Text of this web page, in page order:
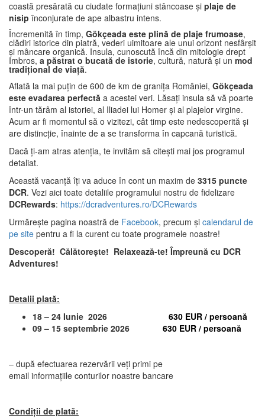
coastă presărată cu ciudate formaţiuni stâncoase şi plaje de
nisip înconjurate de ape albastru intens.
Încremenită în timp, Gökçeada este plină de plaje frumoase,
clădiri istorice din piatră, vederi uimitoare ale unui orizont nesfârșit
și mâncare organică. Insula, cunoscută încă din mitologie drept
Imbros, a păstrat o bucată de istorie, cultură, natură și un mod
tradițional de viață.
Aflată la mai puțin de 600 de km de granița României, Gökçeada
este evadarea perfectă a acestei veri. Lăsați insula să vă poarte
într-un tărâm al istoriei, al Iliadei lui Homer și al plajelor virgine.
Acum ar fi momentul să o vizitezi, cât timp este nedescoperită şi
are distincţie, înainte de a se transforma în capcană turistică.
Dacă ți-am atras atenția, te invităm să citești mai jos programul
detaliat.
Această vacanță îți va aduce în cont un maxim de 3315 puncte
DCR. Vezi aici toate detaliile programului nostru de fidelizare
DCRewards: https://dcradventures.ro/DCRewards
Urmărește pagina noastră de Facebook, precum și calendarul de
pe site pentru a fi la curent cu toate programele noastre!
Descoperă! Călătorește! Relaxează-te! Împreună cu DCR
Adventures!
Detalii plată:
18 – 24 Iunie 2026 630 EUR / persoană
09 – 15 septembrie 2026
630 EUR / persoană
– după efectuarea rezervării veți primi pe
email informațiile conturilor noastre bancare
Condiții de plată: